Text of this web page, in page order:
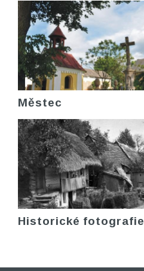
Městec
Historické fotografie